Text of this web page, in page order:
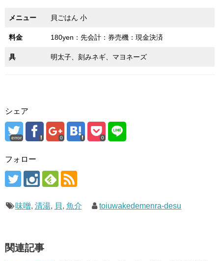
メニュー 貝ごはん 小
料金 180yen：先会計：券売機：現金決済
具 明太子、刻みネギ、マヨネーズ
シェア
error 0 0
フォロー
味噌, 清湯, 貝, 魚介 toiuwakedemenra-desu
関連記事